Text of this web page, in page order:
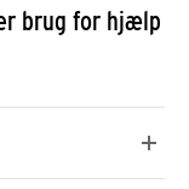
brug for hjælp